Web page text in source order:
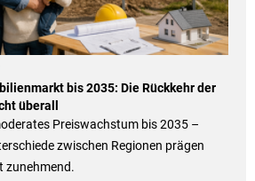
bis 2035: Die Rückkehr der
überall
Preiswachstum bis 2035 –
zwischen Regionen prägen
zunehmend.